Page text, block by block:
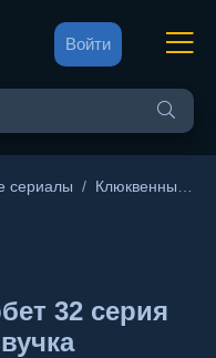
Войти
сериалы / Клюквенный щербет
32 серия